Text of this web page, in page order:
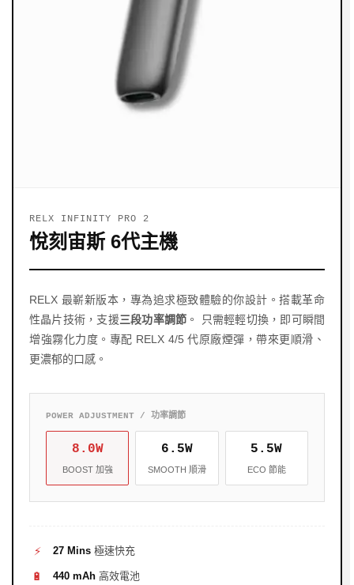
RELX INFINITY PRO 2
悅刻宙斯 6代主機
RELX 最嶄新版本，專為追求極致體驗的你設計。搭載革命
性晶片技術，支援三段功率調節 。 只需輕輕切換，即可瞬間
增強霧化力度。專配 RELX 4/5 代原廠煙彈，帶來更順滑、
更濃郁的口感。
POWER ADJUSTMENT / 功率調節
8.0W
BOOST 加強
6.5W
SMOOTH 順滑
5.5W
ECO 節能
⚡ 27 Mins 極速快充
🔋 440 mAh 高效電池